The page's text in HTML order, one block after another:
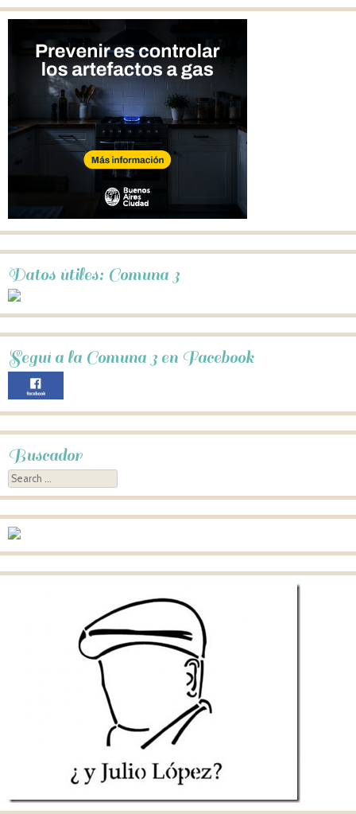
Datos útiles: Comuna 3
Seguí a la Comuna 3 en Facebook
Buscador
Search